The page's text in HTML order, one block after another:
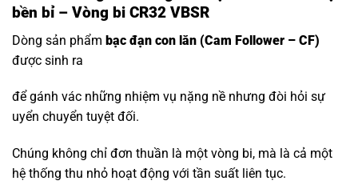
bền bỉ – Vòng bi CR32 VBSR
Dòng sản phẩm bạc đạn con lăn (Cam Follower – CF)
được sinh ra
để gánh vác những nhiệm vụ nặng nề nhưng đòi hỏi sự
uyển chuyển tuyệt đối.
Chúng không chỉ đơn thuần là một vòng bi, mà là cả một
hệ thống thu nhỏ hoạt động với tần suất liên tục.